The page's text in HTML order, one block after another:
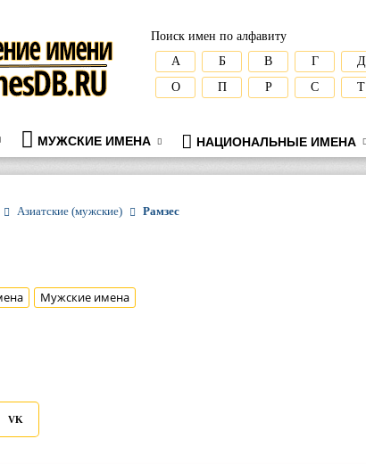
Поиск имен по алфавиту
А
Б В Г Д
О
П Р С Т
МУЖСКИЕ ИМЕНА НАЦИОНАЛЬНЫЕ ИМЕНА
Азиатские (мужские) Рамзес
Мужские имена
VK